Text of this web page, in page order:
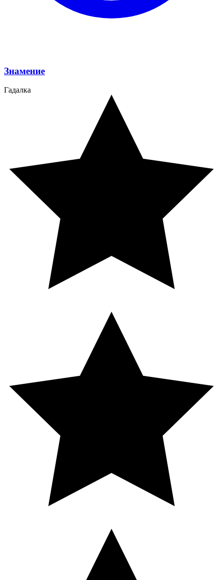
Знамение
Гадалка